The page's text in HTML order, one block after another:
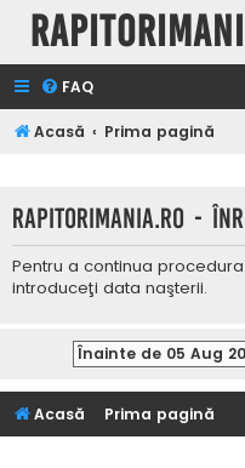
FAQ
Acasă Prima pagină
Rapitorimania.ro -
Pentru a continua
introduceţi data naşterii.
Acasă Prima pagină